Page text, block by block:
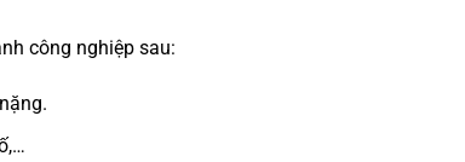
công nghiệp sau: